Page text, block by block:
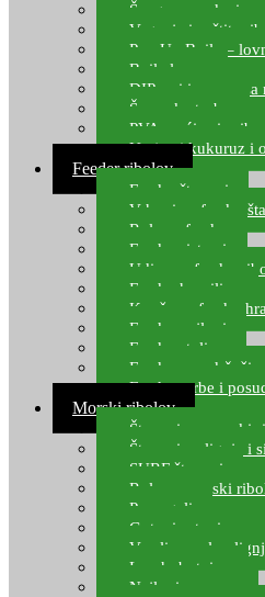
Špage, upredenice
Vaganje i zaštita ribe
Pop Up Boile –
Boile lovne
DIP-ovi i arome za
Šaranske torbe
PVA vrećice i pribor
Umjetni kukuruz i
Feeder ribolov
Feeder štapovi
Vrhovi za feeder
Role za feeder
Feeder sistemi
Udice za feeder
Feeder hranilice
Kopče za feeder
Feeder najloni
Feeder stolice
Feeder arm držači
Feeder torbe i
Morski ribolov
Štapovi za morski
Štapovi za lignje i
SURF štapovi
Role za morski
Parangali
Gotovi setovi za
Varalice za lov
Lov hobotnice
Najloni za more